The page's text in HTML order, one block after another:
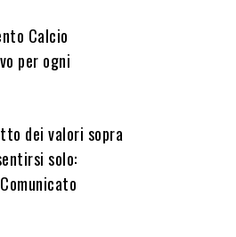
Calcio
per ogni
dei valori sopra
solo: